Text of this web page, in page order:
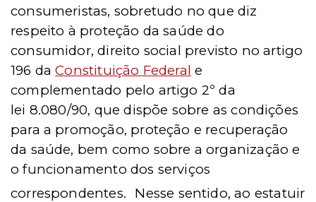
consumeristas, sobretudo no que diz
respeito à proteção da saúde do
consumidor, direito social previsto noartigo
196 daConstituição Federal e
complementado pelo artigo 2º da
lei 8.080/90, que dispõe sobre as condições
para a promoção, proteção e recuperação
da saúde, bem como sobre a organização e
o funcionamento dos serviços
correspondentes.
Nesse sentido, ao estatuir